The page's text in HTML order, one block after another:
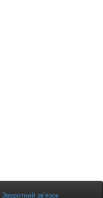
Зворотний зв’язок